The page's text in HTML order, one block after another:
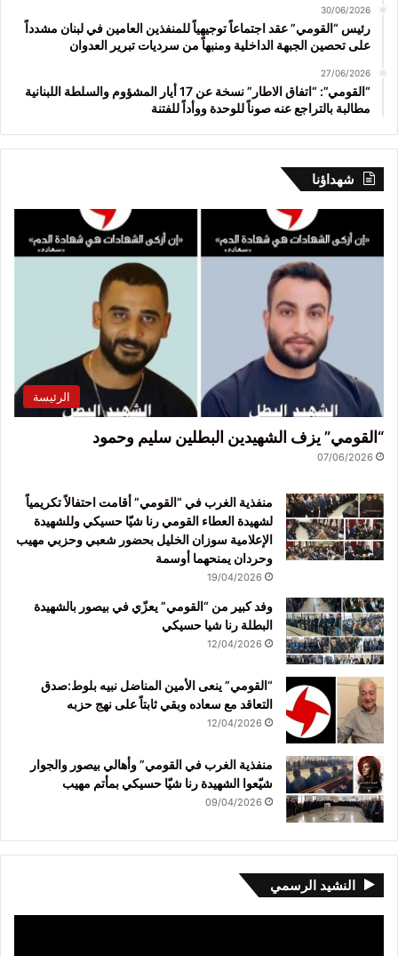
30/06/2026
رئيس “القومي” عقد اجتماعاً توجيهياً للمنفذين العامين في لبنان مشدداً
على تحصين الجبهة الداخلية ومنبهاً من سرديات تبرير العدوان
27/06/2026
“القومي”: “اتفاق الاطار” نسخة عن 17 أيار المشؤوم والسلطة اللبنانية
مطالبة بالتراجع عنه صوناً للوحدة ووأداً للفتنة
شهداؤنا
الرئيسة
“القومي” يزف الشهيدين البطلين سليم وحمود
07/06/2026
منفذية الغرب في “القومي” أقامت احتفالاً تكريمياً
لشهيدة العطاء القومي رنا شيّا حسيكي وللشهيدة
الإعلامية سوزان الخليل بحضور شعبي وحزبي مهيب
وحردان يمنحهما أوسمة
19/04/2026
وفد كبير من “القومي” يعزّي في بيصور بالشهيدة
البطلة رنا شيا حسيكي
12/04/2026
“القومي” ينعى الأمين المناضل نبيه بلوط:صدق
التعاقد مع سعاده وبقي ثابتاً على نهج حزبه
12/04/2026
منفذية الغرب في القومي” وأهالي بيصور والجوار
شيّعوا الشهيدة رنا شيّا حسيكي بمأتم مهيب
09/04/2026
النشيد الرسمي